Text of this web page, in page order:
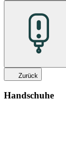
Zurück
Handschuhe